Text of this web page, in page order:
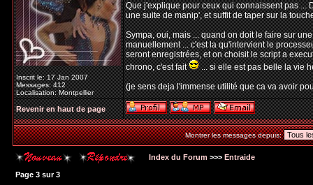
Inscrit le: 17 Jan 2007
Messages: 412
Localisation: Montpellier
Que j'explique pour ceux qui connaissent pas ...
une suite de manip', et suffit de taper sur la
Sympa, oui, mais ... quand on doit le faire sur
manuellement ... c'est la qu'intervient le
seront enregistrées, et on choisit le script a
chrono, c'est fait
... si elle est pas belle la vie
(je sens deja l'immense utilité que ca va avoir
Revenir en haut de page
Montrer les messages depuis:
Index du Forum >>> Entraide
Page 3 sur3